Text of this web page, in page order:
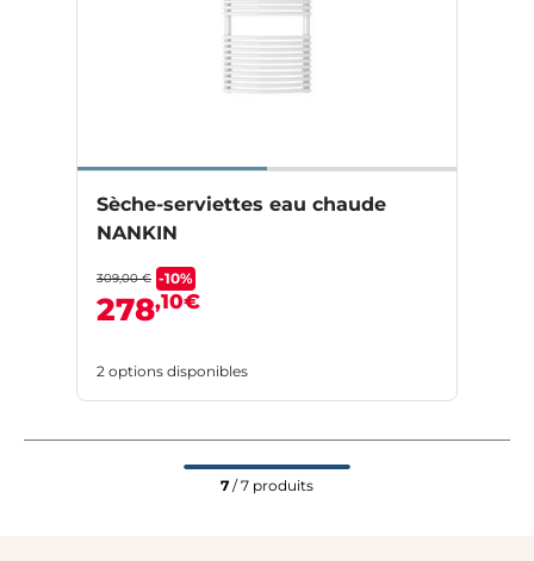
Sèche-serviettes eau chaude
NANKIN
309,00 € -10%
278,10€
2 options disponibles
7 / 7 produits